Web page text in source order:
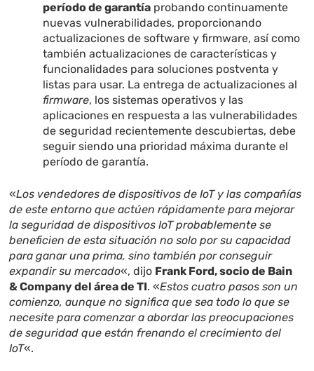
período de garantía probando continuamente
nuevas vulnerabilidades, proporcionando
actualizaciones de software y firmware, así como
también actualizaciones de características y
funcionalidades para soluciones postventa y
listas para usar. La entrega de actualizaciones al
firmware, los sistemas operativos y las
aplicaciones en respuesta a las vulnerabilidades
de seguridad recientemente descubiertas, debe
seguir siendo una prioridad máxima durante el
período de garantía.
«Los vendedores de dispositivos de IoT y las compañías
de este entorno que actúen rápidamente para mejorar
la seguridad de dispositivos IoT probablemente se
beneficien de esta situación no solo por su capacidad
para ganar una prima, sino también por conseguir
expandir su mercado«, dijo Frank Ford, socio de Bain
& Company del área de TI. «Estos cuatro pasos son un
comienzo, aunque no significa que sea todo lo que se
necesite para comenzar a abordar las preocupaciones
de seguridad que están frenando el crecimiento del
IoT«.